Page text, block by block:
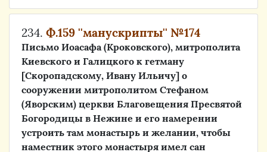
234. Ф.159 ''манускрипты'' №174
Письмо Иоасафа (Кроковского), митрополита
Киевского и Галицкого к гетману
[Скоропадскому, Ивану Ильичу] о
сооружении митрополитом Стефаном
(Яворским) церкви Благовещения Пресвятой
Богородицы в Нежине и его намерении
устроить там монастырь и желании, чтобы
наместник этого монастыря имел сан